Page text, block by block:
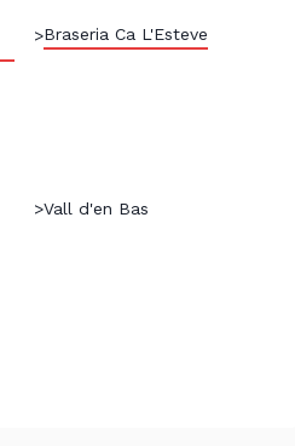
>Braseria Ca L'Esteve
>Vall d'en Bas